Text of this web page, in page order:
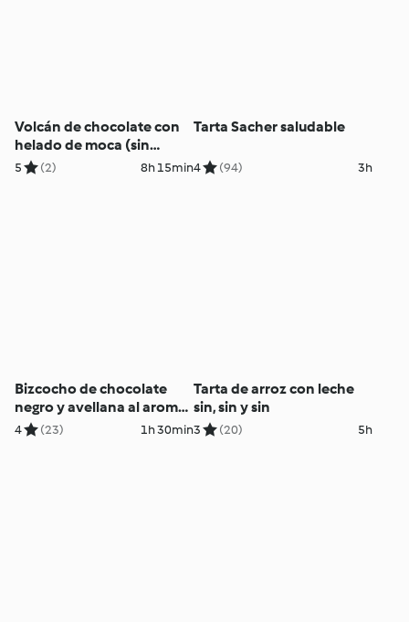
Volcán de chocolate con
helado de moca (sin
gluten, sin lácteos)
5 (2) 8h 15min
Tarta Sacher saludable
4 (94) 3h
Bizcocho de chocolate
negro y avellana al aroma
de mandarina (sin huevo,
4 (23) 1h 30min
Tarta de arroz con leche
sin, sin y sin
3 (20) 5h